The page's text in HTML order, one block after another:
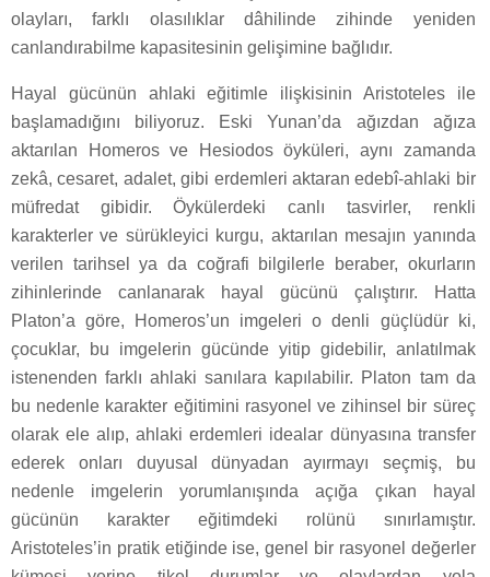
olayları, farklı olasılıklar dâhilinde zihinde yeniden
canlandırabilme kapasitesinin gelişimine bağlıdır.
Hayal gücünün ahlaki eğitimle ilişkisinin Aristoteles ile
başlamadığını biliyoruz. Eski Yunan’da ağızdan ağıza
aktarılan Homeros ve Hesiodos öyküleri, aynı zamanda
zekâ, cesaret, adalet, gibi erdemleri aktaran edebî-ahlaki bir
müfredat gibidir. Öykülerdeki canlı tasvirler, renkli
karakterler ve sürükleyici kurgu, aktarılan mesajın yanında
verilen tarihsel ya da coğrafi bilgilerle beraber, okurların
zihinlerinde canlanarak hayal gücünü çalıştırır. Hatta
Platon’a göre, Homeros’un imgeleri o denli güçlüdür ki,
çocuklar, bu imgelerin gücünde yitip gidebilir, anlatılmak
istenenden farklı ahlaki sanılara kapılabilir. Platon tam da
bu nedenle karakter eğitimini rasyonel ve zihinsel bir süreç
olarak ele alıp, ahlaki erdemleri idealar dünyasına transfer
ederek onları duyusal dünyadan ayırmayı seçmiş, bu
nedenle imgelerin yorumlanışında açığa çıkan hayal
gücünün karakter eğitimdeki rolünü sınırlamıştır.
Aristoteles’in pratik etiğinde ise, genel bir rasyonel değerler